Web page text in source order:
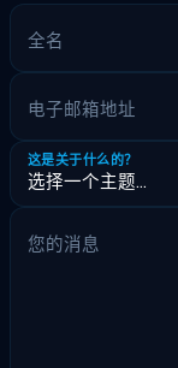
全名
电子邮箱地址
这是关于什么的？
您的消息